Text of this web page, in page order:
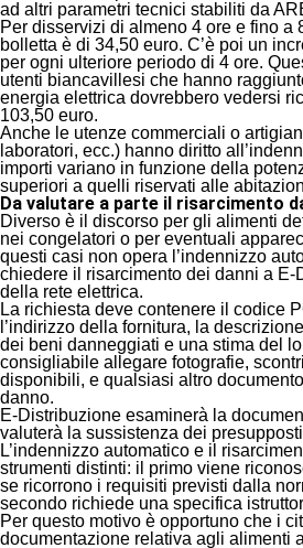
ad altri parametri tecnici stabiliti da
Per disservizi di almeno 4 ore e fino a
bolletta è di 34,50 euro. C’è poi un
per ogni ulteriore periodo di 4 ore.
utenti biancavillesi che hanno
energia elettrica dovrebbero vedersi
103,50 euro.
Anche le utenze commerciali o
laboratori, ecc.) hanno diritto
importi variano in funzione della
superiori a quelli riservati alle
Da valutare a parte il risarcimento
Diverso è il discorso per gli alimenti
nei congelatori o per eventuali
questi casi non opera l’indennizzo
chiedere il risarcimento dei danni a E-
della rete elettrica.
La richiesta deve contenere il codice
l’indirizzo della fornitura, la
dei beni danneggiati e una stima del
consigliabile allegare fotografie,
disponibili, e qualsiasi altro
danno.
E-Distribuzione esaminerà la
valuterà la sussistenza dei
L’indennizzo automatico e il
strumenti distinti: il primo viene
se ricorrono i requisiti previsti dalla
secondo richiede una specifica
Per questo motivo è opportuno che i
documentazione relativa agli alimenti